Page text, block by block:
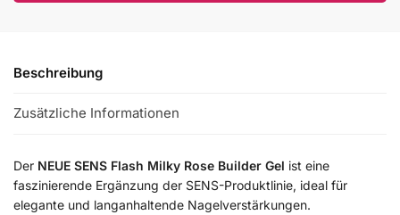
Beschreibung
Zusätzliche Informationen
Der NEUE SENS Flash Milky Rose Builder Gel ist eine
faszinierende Ergänzung der SENS-Produktlinie, ideal für
elegante und langanhaltende Nagelverstärkungen.